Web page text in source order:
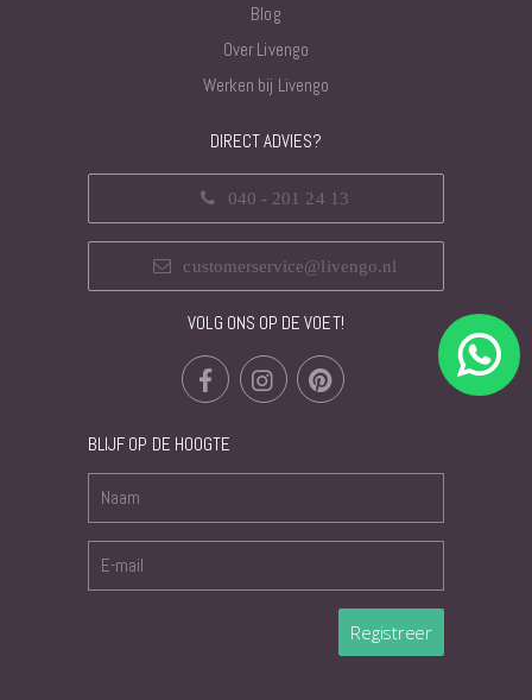
Blog
Over Livengo
Werken bij Livengo
DIRECT ADVIES?
040 - 201 24 13
customerservice@livengo.nl
VOLG ONS OP DE VOET!
BLIJF OP DE HOOGTE
Registreer